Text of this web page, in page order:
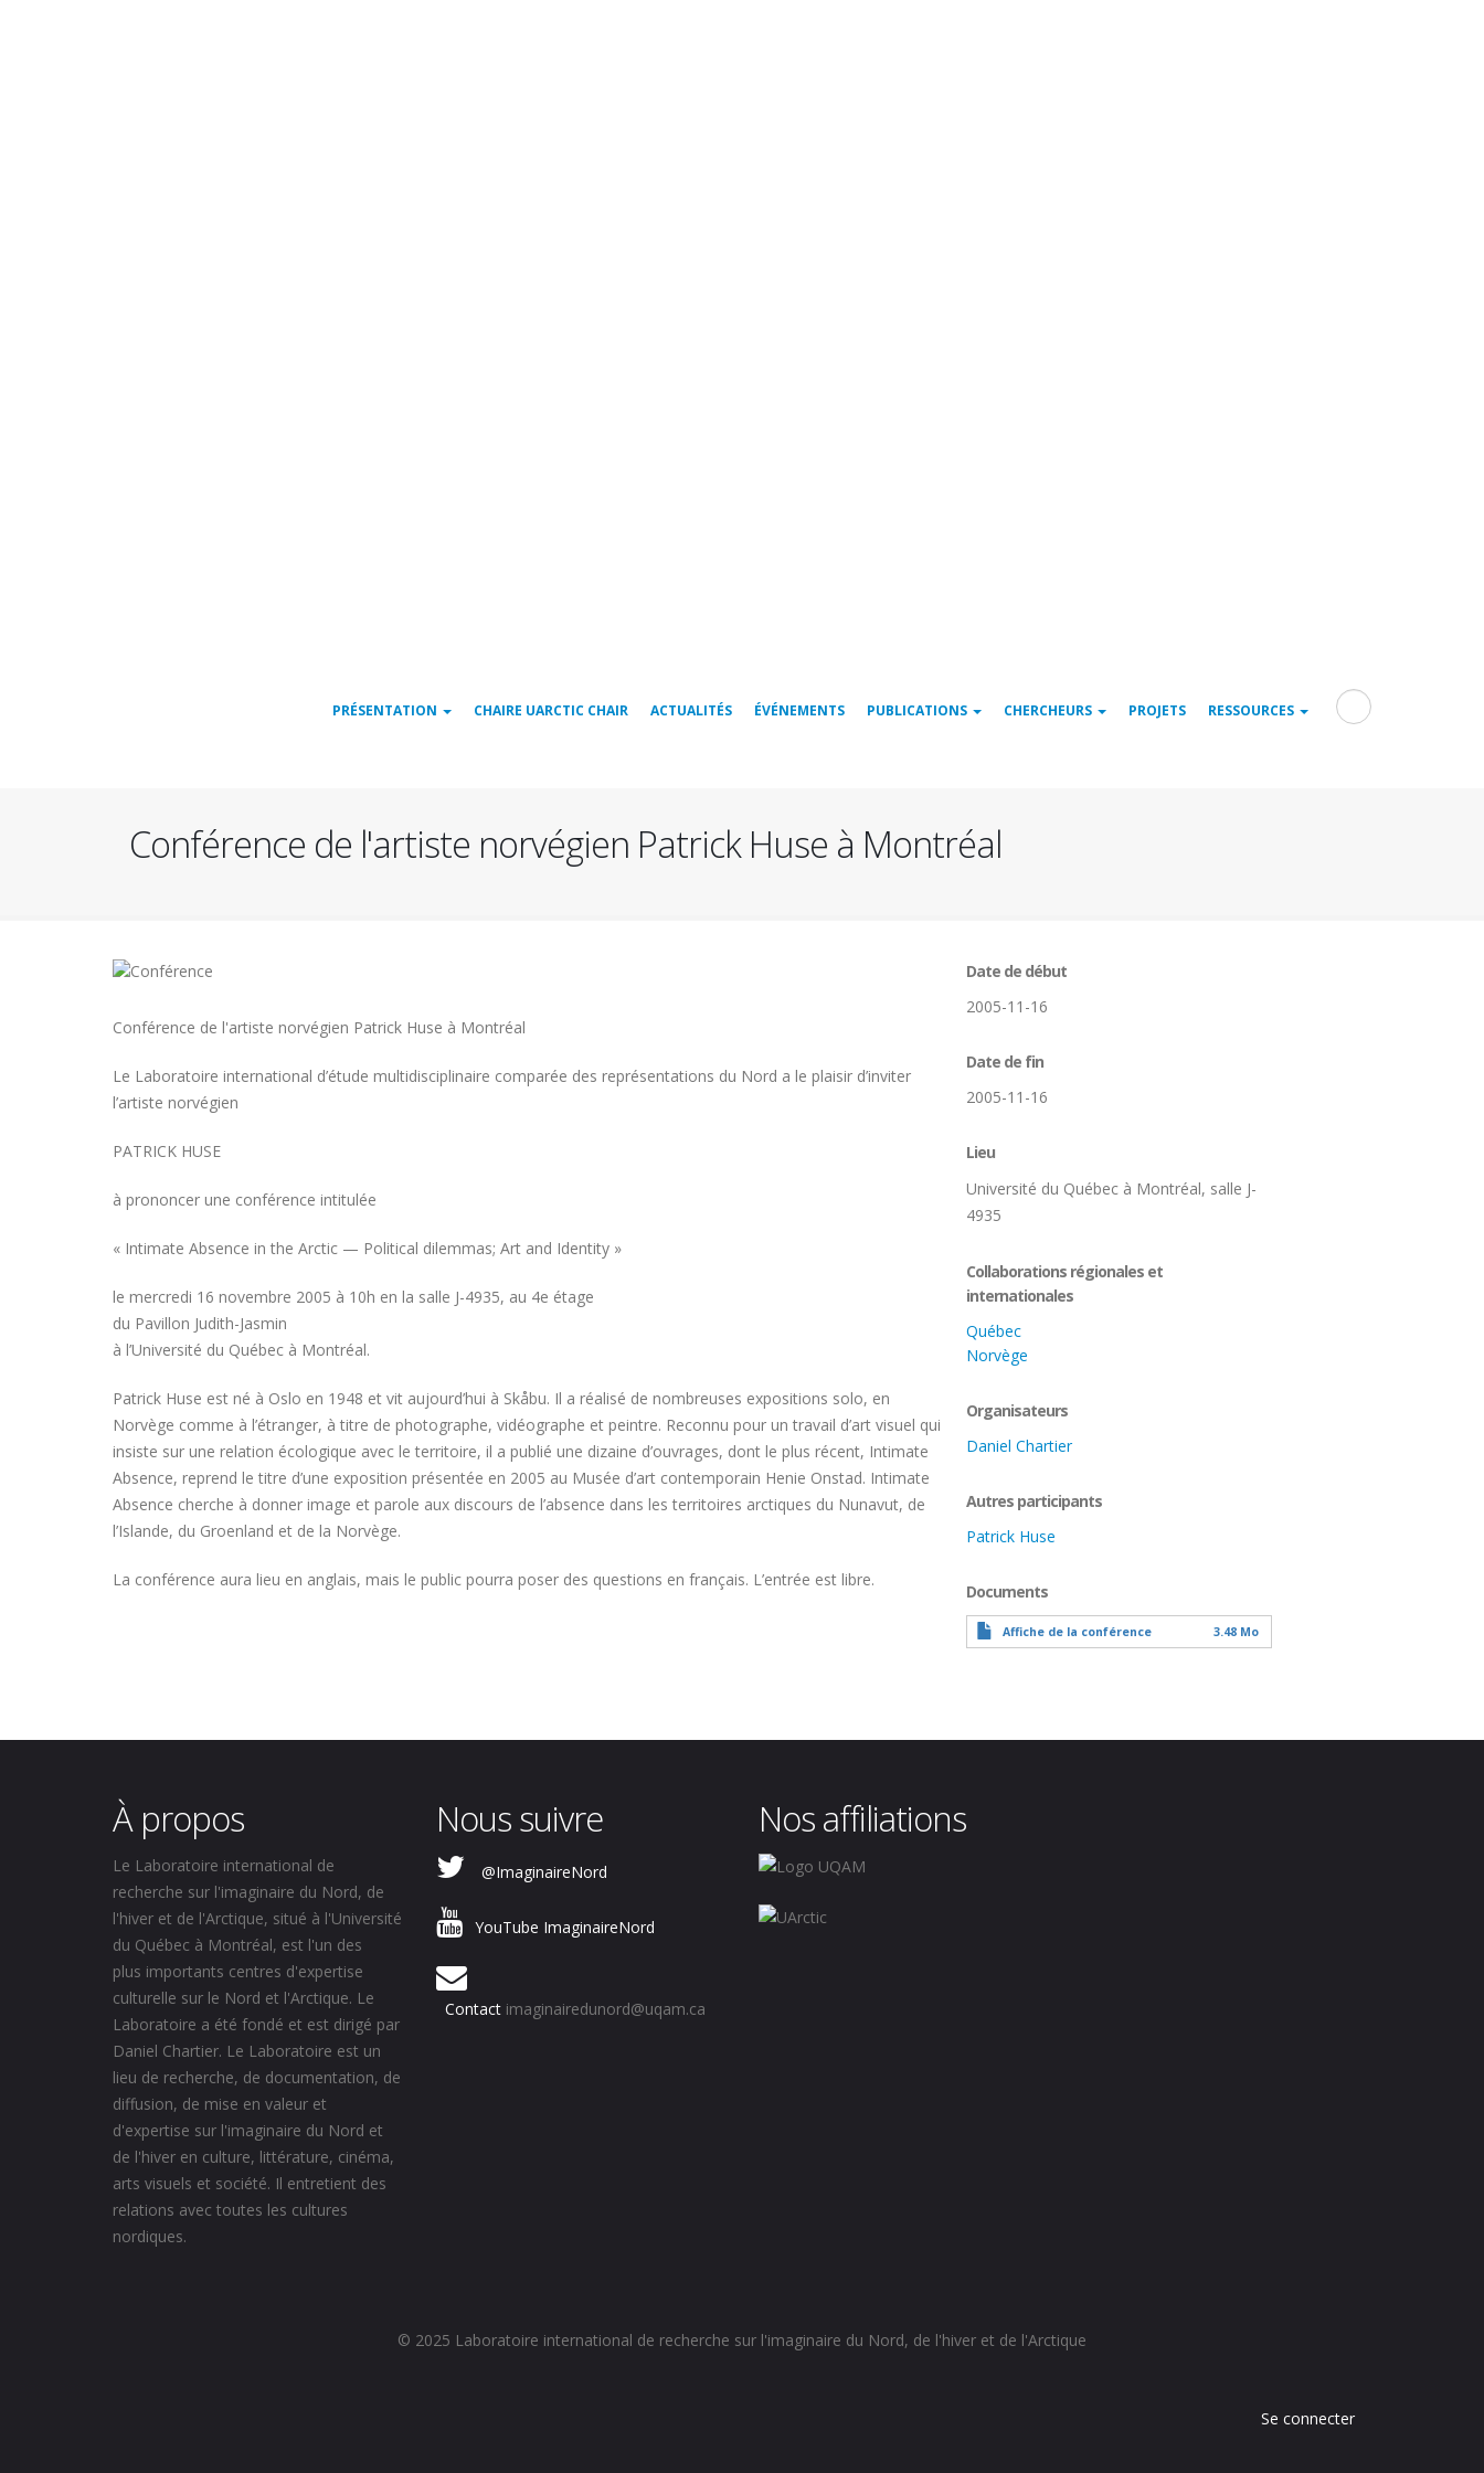
Rechercher
Navigation
PRÉSENTATION CHAIRE UARCTIC CHAIR ACTUALITÉS ÉVÉNEMENTS PUBLICATIONS CHERCHEURS PROJETS RESSOURCES
Conférence de l'artiste norvégien Patrick Huse à Montréal
Conférence de l'artiste norvégien Patrick Huse à Montréal
Le Laboratoire international d’étude multidisciplinaire comparée des représentations du Nord a le plaisir d’inviter
l’artiste norvégien
PATRICK HUSE
à prononcer une conférence intitulée
« Intimate Absence in the Arctic — Political dilemmas; Art and Identity »
le mercredi 16 novembre 2005 à 10h en la salle J-4935, au 4e étage
du Pavillon Judith-Jasmin
à l’Université du Québec à Montréal.
Patrick Huse est né à Oslo en 1948 et vit aujourd’hui à Skåbu. Il a réalisé de nombreuses expositions solo, en
Norvège comme à l’étranger, à titre de photographe, vidéographe et peintre. Reconnu pour un travail d’art visuel qui
insiste sur une relation écologique avec le territoire, il a publié une dizaine d’ouvrages, dont le plus récent, Intimate
Absence, reprend le titre d’une exposition présentée en 2005 au Musée d’art contemporain Henie Onstad. Intimate
Absence cherche à donner image et parole aux discours de l’absence dans les territoires arctiques du Nunavut, de
l’Islande, du Groenland et de la Norvège.
La conférence aura lieu en anglais, mais le public pourra poser des questions en français. L’entrée est libre.
Date de début
2005-11-16
Date de fin
2005-11-16
Lieu
Université du Québec à Montréal, salle J-
4935
Collaborations régionales et
internationales
Québec
Norvège
Organisateurs
Daniel Chartier
Autres participants
Patrick Huse
Documents
Affiche de la conférence 3.48 Mo
À propos
Le Laboratoire international de
recherche sur l'imaginaire du Nord, de
l'hiver et de l'Arctique, situé à l'Université
du Québec à Montréal, est l'un des
plus importants centres d'expertise
culturelle sur le Nord et l'Arctique. Le
Laboratoire a été fondé et est dirigé par
Daniel Chartier. Le Laboratoire est un
lieu de recherche, de documentation, de
diffusion, de mise en valeur et
d'expertise sur l'imaginaire du Nord et
de l'hiver en culture, littérature, cinéma,
arts visuels et société. Il entretient des
relations avec toutes les cultures
nordiques.
Nous suivre
@ImaginaireNord
YouTube ImaginaireNord
Contactimaginairedunord@uqam.ca
Nos affiliations
© 2025 Laboratoire international de recherche sur l'imaginaire du Nord, de l'hiver et de l'Arctique
Menu
Se connecter